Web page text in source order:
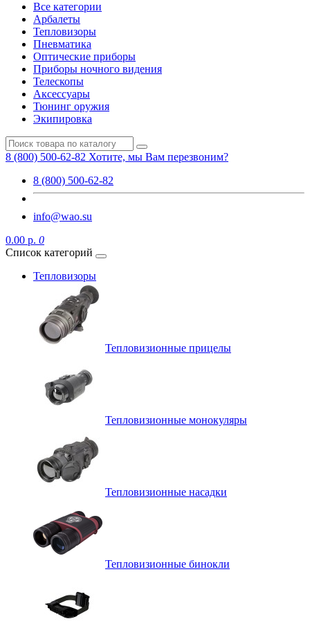
Все категории
Арбалеты
Тепловизоры
Пневматика
Оптические приборы
Приборы ночного видения
Телескопы
Аксессуары
Тюнинг оружия
Экипировка
8 (800) 500-62-82 Хотите, мы Вам перезвоним?
8 (800) 500-62-82
info@wao.su
0.00 р. 0
Список категорий
Тепловизоры
Тепловизионные прицелы
Тепловизионные монокуляры
Тепловизионные насадки
Тепловизионные бинокли